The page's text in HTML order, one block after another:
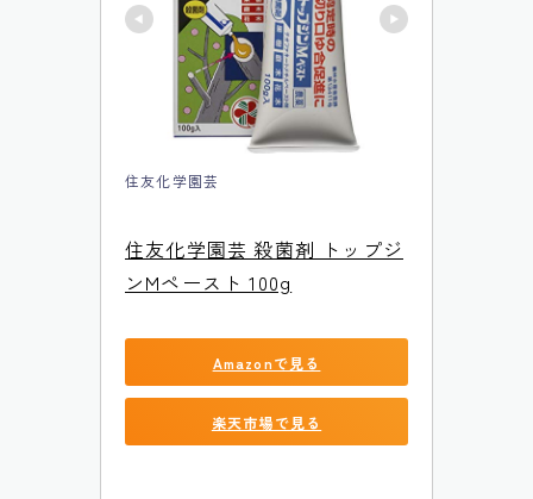
住友化学園芸
住友化学園芸 殺菌剤 トップジ
ンMペースト 100g
Amazonで見る
楽天市場で見る